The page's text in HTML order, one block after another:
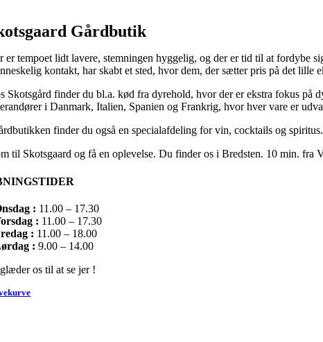
Gårdbutik
er tempoet lidt lavere, stemningen hyggelig, og der er tid til at fordybe
kontakt, har skabt et sted, hvor dem, der sætter pris på det lille
Skotsgård finder du bl.a. kød fra dyrehold, hvor der er ekstra fokus på
i Danmark, Italien, Spanien og Frankrig, hvor hver vare er
finder du også en specialafdeling for vin, cocktails og
til Skotsgaard og få en oplevelse. Du finder os i Bredsten. 10 min. fra
: 11.00 – 17.30
: 11.00 – 17.30
: 11.00 – 18.00
: 9.00 – 14.00
os til at se jer !